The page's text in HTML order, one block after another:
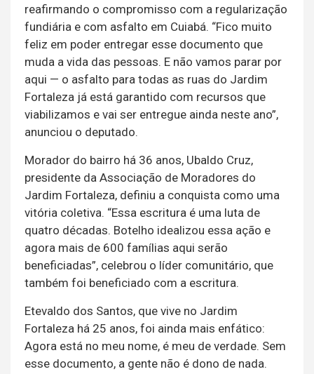
reafirmando o compromisso com a regularização
fundiária e com asfalto em Cuiabá. “Fico muito
feliz em poder entregar esse documento que
muda a vida das pessoas. E não vamos parar por
aqui — o asfalto para todas as ruas do Jardim
Fortaleza já está garantido com recursos que
viabilizamos e vai ser entregue ainda neste ano”,
anunciou o deputado.
Morador do bairro há 36 anos, Ubaldo Cruz,
presidente da Associação de Moradores do
Jardim Fortaleza, definiu a conquista como uma
vitória coletiva. “Essa escritura é uma luta de
quatro décadas. Botelho idealizou essa ação e
agora mais de 600 famílias aqui serão
beneficiadas”, celebrou o líder comunitário, que
também foi beneficiado com a escritura.
Etevaldo dos Santos, que vive no Jardim
Fortaleza há 25 anos, foi ainda mais enfático:
Agora está no meu nome, é meu de verdade. Sem
esse documento, a gente não é dono de nada.